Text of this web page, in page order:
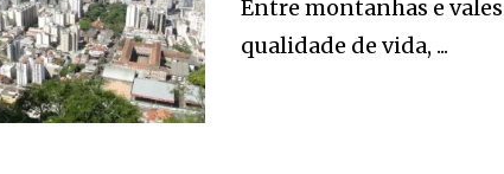
Entre montanhas e
qualidade de vida, ...